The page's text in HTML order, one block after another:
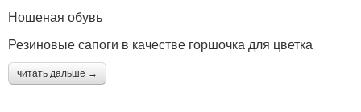
Ношеная обувь
Резиновые сапоги в качестве горшочка для цветка
читать дальше →